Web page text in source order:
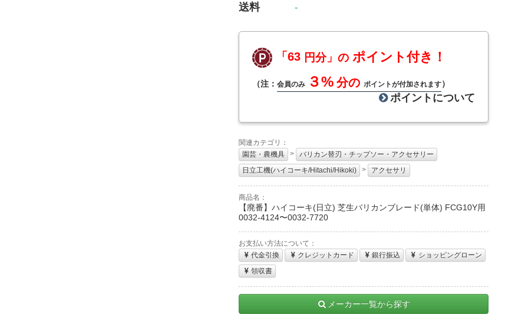
送料 -
「63 円分」のポイント付き！
（注： 会員のみ ３% 分のポイントが付加されます）
ポイントについて
関連カテゴリ：
園芸・農機具
>
バリカン替刃・チップソー・アクセサリー
日立工機(ハイコーキ/Hitachi/Hikoki)
> アクセサリ
商品名：
【廃番】ハイコーキ(日立) 芝生バリカンブレード(単体) FCG10Y用
0032-4124〜0032-7720
お支払い方法について：
代金引換
クレジットカード 銀行振込
ショッピングローン
領収書
メーカー一覧から探す